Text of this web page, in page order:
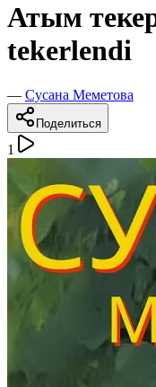
Атым
tekerlendi
— Сусана Меметова
Поделиться
1